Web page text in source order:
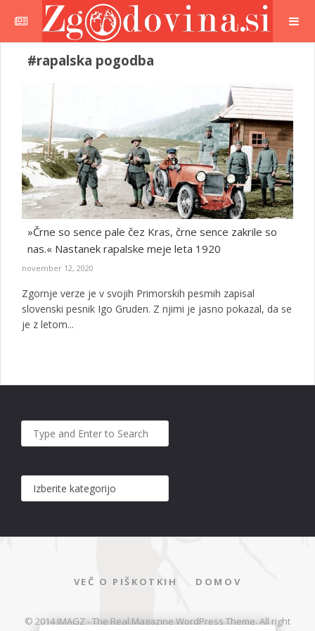
#rapalska pogodba
»Črne so sence pale čez Kras, črne sence zakrile so
nas.« Nastanek rapalske meje leta 1920
november 12, 2020
Zgornje verze je v svojih Primorskih pesmih zapisal
slovenski pesnik Igo Gruden. Z njimi je jasno pokazal, da se
je z letom...
VEČ O PIŠKOTKIH DOMOV
© 2014 JMAGZ - The Real Magazine WordPress Theme. All right